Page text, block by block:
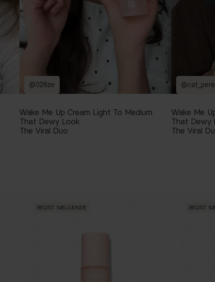
@028ze
Wake Me Up Cream Light To Medium
That Dewy Look
The Viral Duo
Wake Me
That Dewy
The Viral
BEDST SÆLGENDE BEDST